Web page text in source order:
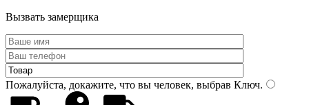
Вызвать замерщика
Пожалуйста, докажите, что вы человек, выбрав Ключ.